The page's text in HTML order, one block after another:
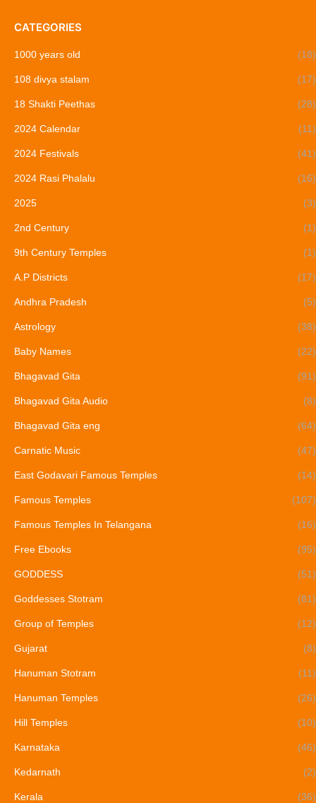
CATEGORIES
1000 years old (18)
108 divya stalam (17)
18 Shakti Peethas (28)
2024 Calendar (11)
2024 Festivals (41)
2024 Rasi Phalalu (16)
2025 (3)
2nd Century (1)
9th Century Temples (1)
A.P Districts (17)
Andhra Pradesh (5)
Astrology (38)
Baby Names (22)
Bhagavad Gita (91)
Bhagavad Gita Audio (8)
Bhagavad Gita eng (64)
Carnatic Music (47)
East Godavari Famous Temples (14)
Famous Temples (107)
Famous Temples In Telangana (16)
Free Ebooks (95)
GODDESS (51)
Goddesses Stotram (81)
Group of Temples (12)
Gujarat (8)
Hanuman Stotram (11)
Hanuman Temples (26)
Hill Temples (10)
Karnataka (46)
Kedarnath (2)
Kerala (36)